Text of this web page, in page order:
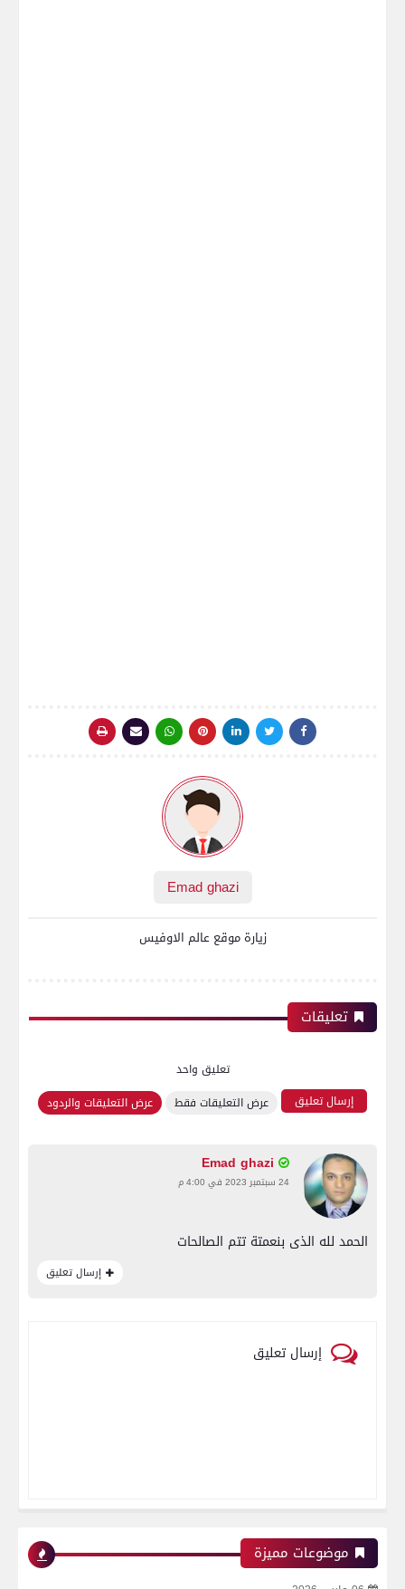
Emad ghazi
زيارة موقع عالم الاوفيس
تعليقات
تعليق واحد
إرسال تعليق
عرض التعليقات فقط عرض التعليقات والردود
Emad ghazi
24 سبتمبر 2023 في 4:00 م
الحمد لله الذى بنعمتة تتم الصالحات
إرسال تعليق
إرسال تعليق
موضوعات مميزة